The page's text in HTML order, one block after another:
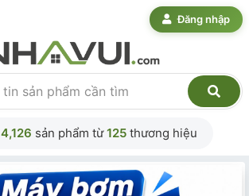
Đăng nhập
4,126 sản phẩm từ125 thương hiệu